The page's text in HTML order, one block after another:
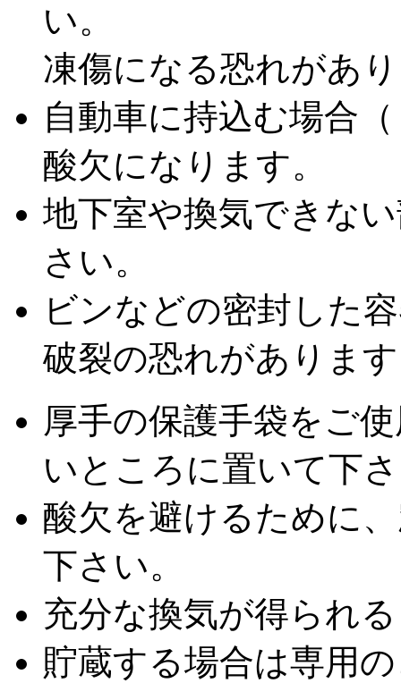
い。
凍傷になる恐れがあ
自動車に持込む場合
酸欠になります。
地下室や換気できな
さい。
ビンなどの密封した
破裂の恐れがありま
厚手の保護手袋をご
いところに置いて下
酸欠を避けるために
下さい。
充分な換気が得られ
貯蔵する場合は専用